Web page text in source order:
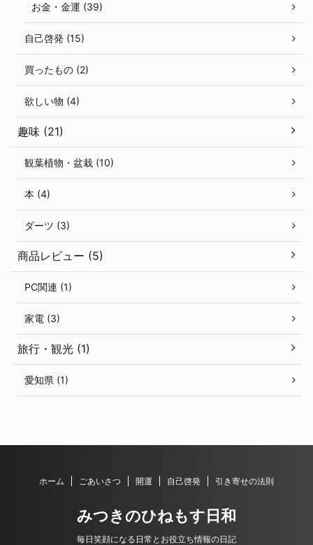
お金・金運 (39)
自己啓発 (15)
買ったもの (2)
欲しい物 (4)
趣味 (21)
観葉植物・盆栽 (10)
本 (4)
ダーツ (3)
商品レビュー (5)
PC関連 (1)
家電 (3)
旅行・観光 (1)
愛知県 (1)
ホーム ごあいさつ 開運 自己啓発 引き寄せの法則
みつきのひねもす日和
毎日笑顔になる日常とお役立ち情報の日記